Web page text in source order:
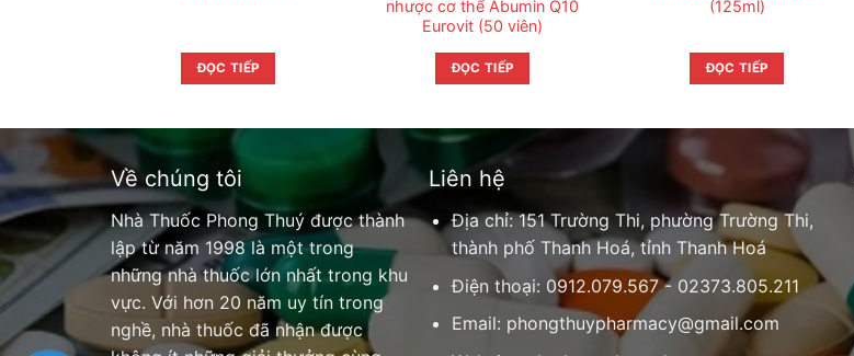
ĐỌC TIẾP
nhược cơ thể Abumin Q10
Eurovit (50 viên)
ĐỌC TIẾP
(125ml)
ĐỌC TIẾP
Về chúng tôi
Nhà Thuốc Phong Thuý được thành
lập từ năm 1998 là một trong
những nhà thuốc lớn nhất trong khu
vực. Với hơn 20 năm uy tín trong
nghề, nhà thuốc đã nhận được
Liên hệ
Địa chỉ: 151 Trường Thi, phường Trường Thi,
thành phố Thanh Hoá, tỉnh Thanh Hoá
Điện thoại: 0912.079.567 - 02373.805.211
Email: phongthuypharmacy@gmail.com